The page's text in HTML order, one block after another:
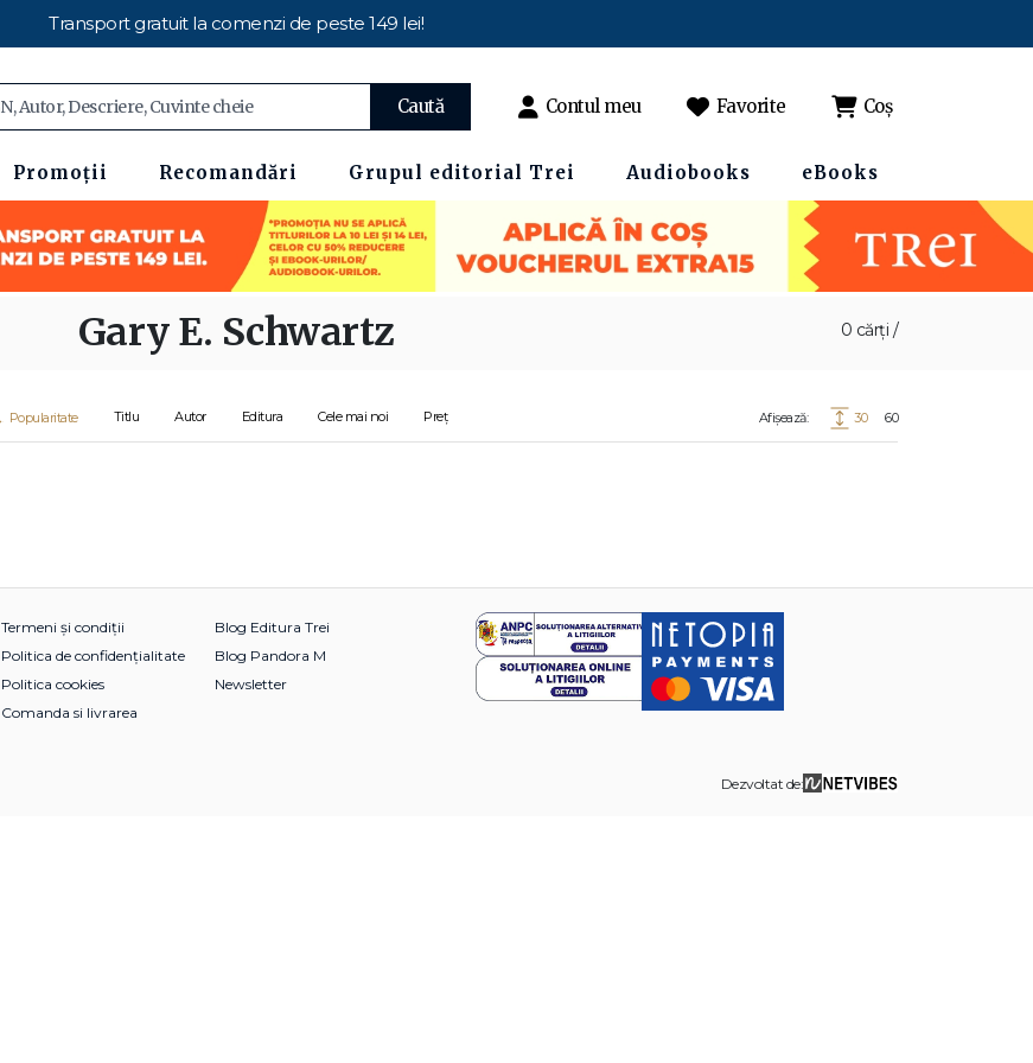
Transport gratuit la comenzi de peste 149 lei!
Caută Contul meu Favorite Coș
Promoții Recomandări Grupul editorial Trei Audiobooks eBooks
0 cărți /
Gary E. Schwartz
Popularitate Titlu Autor Editura Cele mai noi Preț Afișează: 30 60
Termeni și condiții
Politica de confidențialitate
Politica cookies
Comanda si livrarea
Blog Editura Trei
Blog Pandora M
Newsletter
Dezvoltat de: